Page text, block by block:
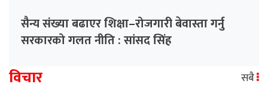
सैन्य संख्या बढाएर शिक्षा–रोजगारी बेवास्ता गर्नु
सरकारको गलत नीति : सांसद सिंह
विचार सबै